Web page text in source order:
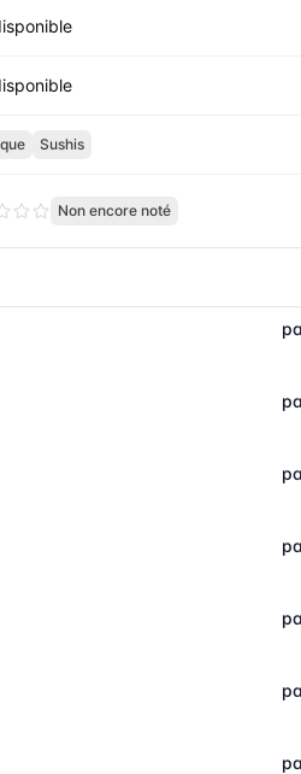
Sushis
Non encore noté